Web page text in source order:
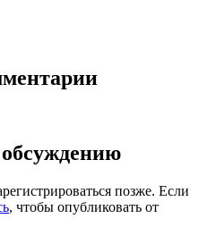
позже. Если
, чтобы опубликовать от